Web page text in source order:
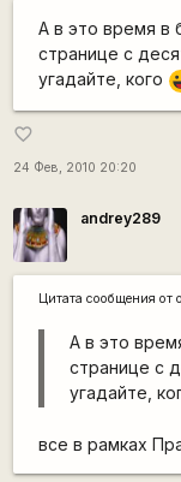
А в это время в
странице с
угадайте, кого
favorite_border
24 Фев, 2010 20:20
andrey289
Цитата сообщения от
А в это
странице с
угадайте,
все в рамках